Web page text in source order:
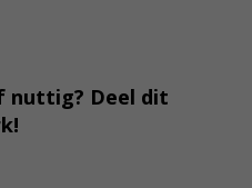
nuttig? Deel dit